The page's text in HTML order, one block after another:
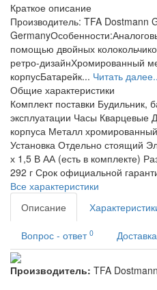
Краткое описание
Производитель: TFA Dostmann
помощью двойных
ретро-дизайнХромированный
корпусБатарейк... Читать
Общие характеристики
Комплект поставки Будильник,
эксплуатации Часы Кварцевые
корпуса Металл хромированный
Установка Отдельно стоящий
х 1,5 В АА (есть в комплекте)
292 г Срок официальной
Все характеристики
Описание
Вопрос - ответ 0 Доставка
Производитель: TFA